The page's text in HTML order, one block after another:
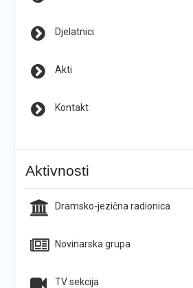
Djelatnici
Akti
Kontakt
Aktivnosti
Dramsko-jezična radionica
Novinarska grupa
TV sekcija